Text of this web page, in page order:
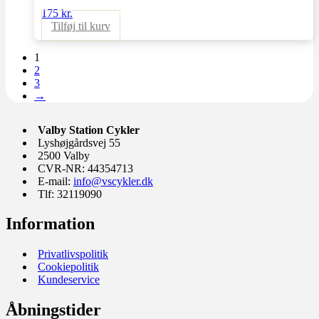
varesiden
175kr.
Tilføj til kurv
1
2
3
→
Valby Station Cykler
Lyshøjgårdsvej 55
2500 Valby
CVR-NR: 44354713
E-mail: info@vscykler.dk
Tlf: 32119090
Information
Privatlivspolitik
Cookiepolitik
Kundeservice
Åbningstider